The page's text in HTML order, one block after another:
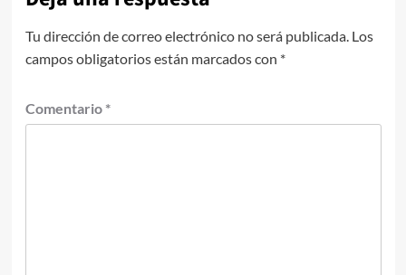
Tu dirección de correo electrónico no será publicada. Los
campos obligatorios están marcados con *
Comentario *